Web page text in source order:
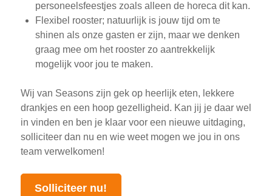
personeelsfeestjes zoals alleen de horeca dit kan.
Flexibel rooster; natuurlijk is jouw tijd om te
shinen als onze gasten er zijn, maar we denken
graag mee om het rooster zo aantrekkelijk
mogelijk voor jou te maken.
Wij van Seasons zijn gek op heerlijk eten, lekkere
drankjes en een hoop gezelligheid. Kan jij je daar wel
in vinden en ben je klaar voor een nieuwe uitdaging,
solliciteer dan nu en wie weet mogen we jou in ons
team verwelkomen!
Solliciteer nu!